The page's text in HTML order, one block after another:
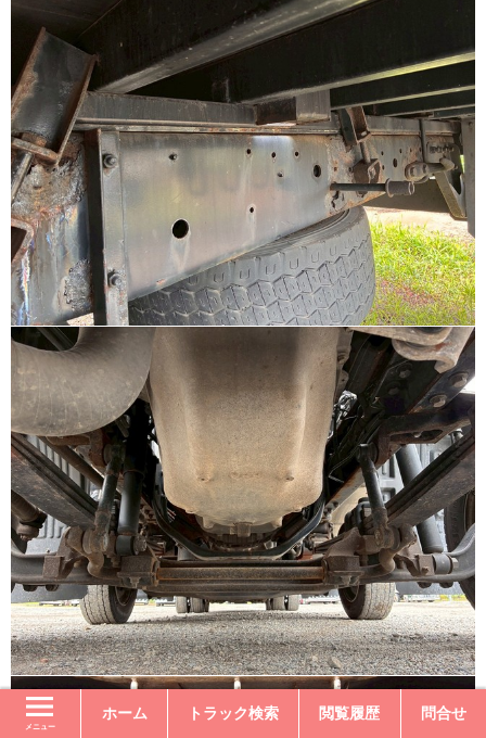
メニュー
ホーム トラック検索 閲覧履歴 問合せ